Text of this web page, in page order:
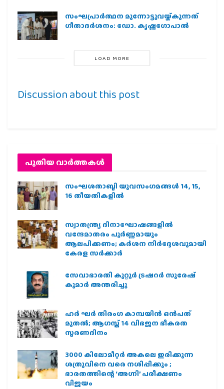
സംഘപ്രാര്‍ത്ഥന മുന്നോട്ടുവയ്ക്കുന്നത്
ഗീതാദര്‍ശനം: ഡോ. കൃഷ്ണഗോപാല്‍
LOAD MORE
Discussion about this post
പുതിയ വാര്‍ത്തകള്‍
സംഘശതാബ്ദി യുവസംഗമങ്ങള്‍ 14, 15,
16 തീയതികളില്‍
സ്വാതന്ത്ര്യ ദിനാഘോഷങ്ങളിൽ
വന്ദേമാതരം പൂർണ്ണമായും
ആലപിക്കണം; കർശന നിർദ്ദേശവുമായി
കേരള സർക്കാർ
സേവാഭാരതി കുറ്റൂർ ട്രഷറർ സുരേഷ്
കുമാർ അന്തരിച്ചു
ഹര്‍ ഘര്‍ തിരംഗ കാമ്പയിന്‍ ഒന്‍പത്
മുതല്‍; ആഗസ്ത് 14 വിഭജന ഭീകരത
സ്മരണദിനം
3000 കിലോമീറ്റർ അകലെ ഇരിക്കുന്ന
ശത്രുവിനെ വരെ നശിപ്പിക്കും ;
ഭാരതത്തിന്റെ ‘അഗ്നി’ പരീക്ഷണം
വിജയം